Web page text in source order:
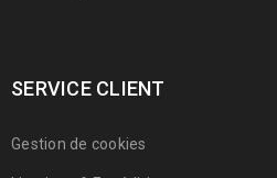
SERVICE CLIENT
Gestion de cookies